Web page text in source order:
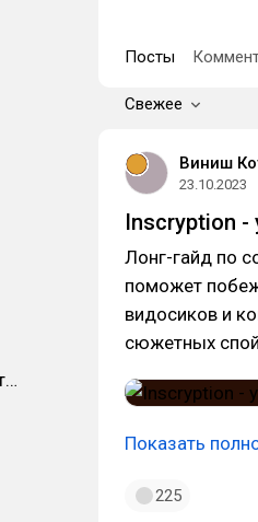
Ночной музпостинг
Посты
Свежее
Виниш
23.10.2023
Inscryption -
Лонг-гайд по
поможет
видосиков и
сюжетных
Показать
225